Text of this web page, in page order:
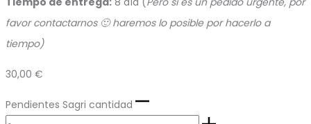
favor contactarnos 🙂 haremos lo posible por hacerlo a
tiempo)
30,00 €
Pendientes Sagri cantidad